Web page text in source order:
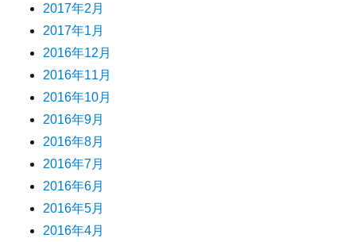
2017年2月
2017年1月
2016年12月
2016年11月
2016年10月
2016年9月
2016年8月
2016年7月
2016年6月
2016年5月
2016年4月